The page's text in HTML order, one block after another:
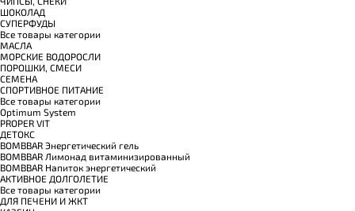
ШОКОЛАД
СУПЕРФУДЫ
Все товары категории
МАСЛА
МОРСКИЕ ВОДОРОСЛИ
ПОРОШКИ, СМЕСИ
СЕМЕНА
СПОРТИВНОЕ ПИТАНИЕ
Все товары категории
Optimum System
PROPER VIT
ДЕТОКС
BOMBBAR Энергетический гель
BOMBBAR Лимонад витаминизированный
BOMBBAR Напиток энергетический
АКТИВНОЕ ДОЛГОЛЕТИЕ
Все товары категории
ДЛЯ ПЕЧЕНИ И ЖКТ